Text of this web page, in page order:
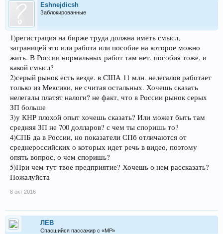
Eshnejdicsh
Заблокированные
1)регистрация на бирже труда должна иметь смысл,
заграницей это или работа или пособие на которое можно
жить. В России нормальных работ там нет, пособия тоже, и
какой смысл?
2)серый рынок есть везде. в США 11 млн. нелегалов работает
только из Мексики, не считая остальных. Хочешь сказать
нелегалы платят налоги? не факт, что в России рынок серых
ЗП больше
3)у КНР плохой опыт хочешь сказать? Или может быть там
средняя ЗП не 700 долларов? с чем ты споришь то?
4)СПБ да в России, но показатели СПб отличаются от
среднероссийских о которых идет речь в видео, поэтому
опять вопрос, о чем споришь?
5)При чем тут твое предприятие? Хочешь о нем рассказать?
Пожалуйста
8 окт 2016
ЛEB
Спасшийся пассажир с «МР»